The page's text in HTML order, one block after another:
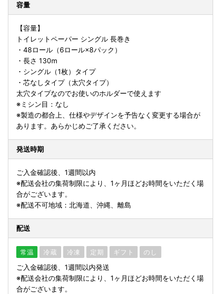
容量
【容量】
トイレットペーパー シングル 長巻き
・48ロール（6ロール×8パック）
・長さ 130m
・シングル（1枚）タイプ
・芯なしタイプ（太穴タイプ）
太穴タイプなのでお使いのホルダーで使えます
※ミシン目：なし
※製造の都合上、仕様やデザインを予告なく変更する場合が
あります。あらかじめご了承ください。
発送時期
ご入金確認後、1週間以内
※配送会社の集荷制限により、1ヶ月ほどお時間をいただく場
合がございます。
※配送不可地域：北海道、沖縄、離島
配送
常温 冷蔵 冷凍 定期 ギフト のし
ご入金確認後、1週間以内発送
※配送会社の集荷制限により、1ヶ月ほどお時間をいただく場
合がございます。